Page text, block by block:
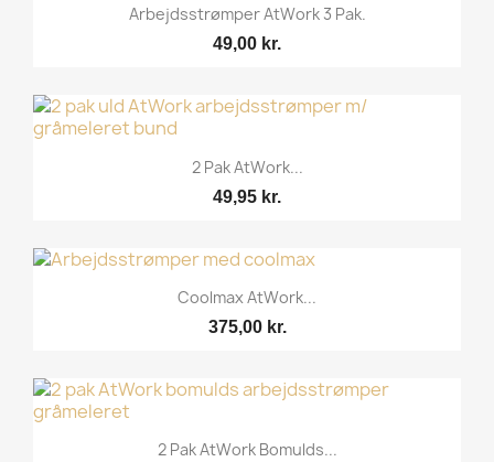
Arbejdsstrømper AtWork 3 Pak.
49,00 kr.
2 Pak AtWork...
49,95 kr.
Coolmax AtWork...
375,00 kr.
2 Pak AtWork Bomulds...